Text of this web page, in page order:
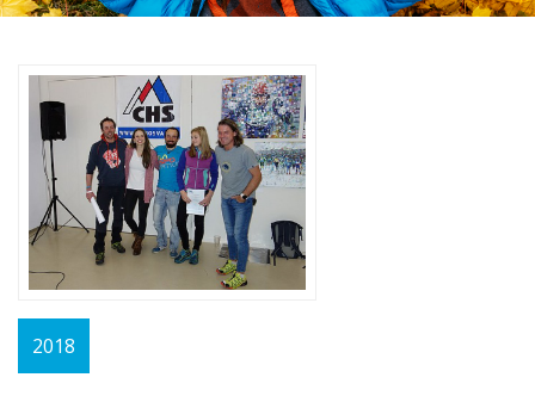
2018